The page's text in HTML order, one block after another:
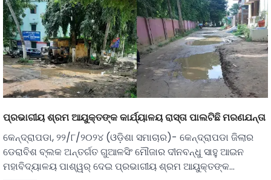
ପ୍ରଭାଗୀୟ ଶ୍ରମ ଆୟୁକ୍ତଙ୍କ କାର୍ଯ୍ୟାଳୟ ରାସ୍ତା ପାଲଟିଛି ମରଣଯନ୍ତା
କେନ୍ଦ୍ରାପଡା, ୨୨/୮/୨୦୨୪ (ଓଡ଼ିଶା ସମାଚାର)- କେନ୍ଦ୍ରାପଡା ଜିଲାର
ଡେରାବିଶ ବ୍ଲକ ଅନ୍ତର୍ଗତ ଗୁଆଳସିଂ ମୌଜାର ଦୀନବନ୍ଧୁ ସାହୁ ଆଇନ
ମହାବିଦ୍ୟାଳୟ ପାଶ୍ୱର୍ ଦେଇ ପ୍ରଭାଗୀୟ ଶ୍ରମ ଆୟୁକ୍ତଙ୍କ…